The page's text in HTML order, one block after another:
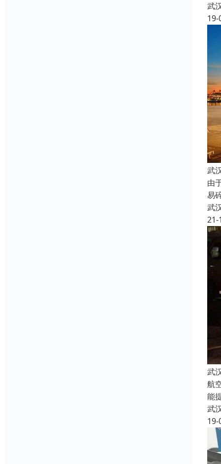
武
19-
武
由
易
武
21-
武
航
能
武
19-